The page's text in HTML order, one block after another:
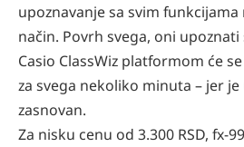
upoznavanje sa svim
način. Povrh svega, oni
Casio ClassWiz platformom će
za svega nekoliko minuta – jer
zasnovan.
Za nisku cenu od 3.300 RSD, fx-